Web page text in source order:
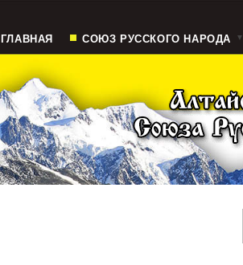
ГЛАВНАЯ СОЮЗ РУССКОГО НАРОДА